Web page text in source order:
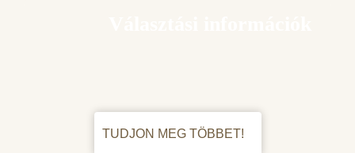
TUDJON MEG TÖBBET!